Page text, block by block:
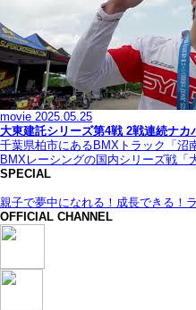
movie 2025.05.25
大東建託シリーズ第4戦 2戦連続ナ
千葉県柏市にあるBMXトラック「沼
BMXレーシングの国内シリーズ戦「
SPECIAL
親子で夢中になれる！成長できる！
OFFICIAL CHANNEL